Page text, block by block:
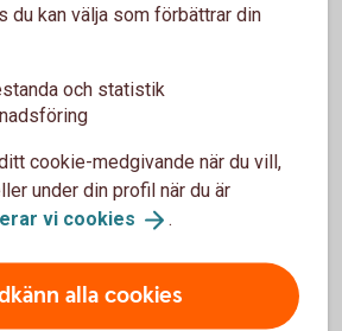
att åtgärda den inrapporterade
offentliggör denna.
anonymt?
svara tillbaka och hålla dig
du kan välja som förbättrar din
och statistik
cookie-medgivande när du vill,
under din profil när du är
vi cookies .
alla cookies